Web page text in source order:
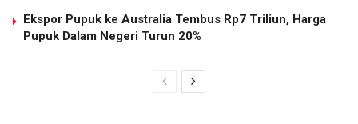
Ekspor Pupuk ke Australia Tembus Rp7 Triliun, Harga
Pupuk Dalam Negeri Turun 20%